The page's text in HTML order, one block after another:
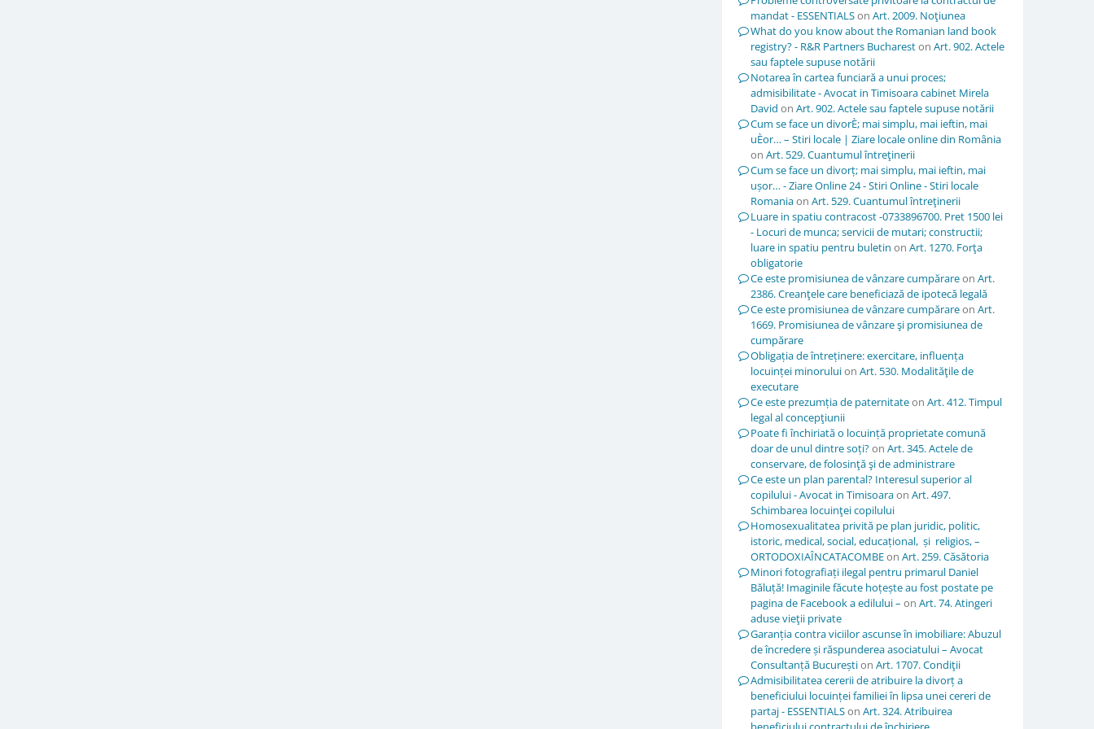
mandat - ESSENTIALSon Art. 2009. Noţiunea
What do you know about the Romanian land book
registry? - R&R Partners Buchareston Art. 902. Actele
sau faptele supuse notării
Notarea în cartea funciară a unui proces;
admisibilitate - Avocat in Timisoara cabinet Mirela
David on Art. 902. Actele sau faptele supuse notării
Cum se face un divorÈ; mai simplu, mai ieftin, mai
uÈor… – Stiri locale | Ziare locale online din România
on Art. 529. Cuantumul întreţinerii
Cum se face un divorț; mai simplu, mai ieftin, mai
ușor… - Ziare Online 24 - Stiri Online - Stiri locale
Romaniaon Art. 529. Cuantumul întreţinerii
Luare in spatiu contracost -0733896700. Pret 1500 lei
- Locuri de munca; servicii de mutari; constructii;
luare in spatiu pentru buletin on Art. 1270. Forţa
obligatorie
Ce este promisiunea de vânzare cumpărareon Art.
2386. Creanţele care beneficiază de ipotecă legală
Ce este promisiunea de vânzare cumpărareon Art.
1669. Promisiunea de vânzare şi promisiunea de
cumpărare
Obligația de întreținere: exercitare, influența
locuinței minoruluion Art. 530. Modalităţile de
executare
Ce este prezumția de paternitateon Art. 412. Timpul
legal al concepţiunii
Poate fi închiriată o locuință proprietate comună
doar de unul dintre soți?on Art. 345. Actele de
conservare, de folosinţă şi de administrare
Ce este un plan parental? Interesul superior al
copilului - Avocat in Timisoaraon Art. 497.
Schimbarea locuinţei copilului
Homosexualitatea privită pe plan juridic, politic,
istoric, medical, social, educațional, și religios, –
ORTODOXIAÎNCATACOMBEon Art. 259. Căsătoria
Minori fotografiați ilegal pentru primarul Daniel
Băluță! Imaginile făcute hoțește au fost postate pe
pagina de Facebook a edilului – on Art. 74. Atingeri
aduse vieţii private
Garanția contra viciilor ascunse în imobiliare: Abuzul
de încredere și răspunderea asociatului – Avocat
Consultanță Bucureștion Art. 1707. Condiţii
Admisibilitatea cererii de atribuire la divorț a
beneficiului locuinței familiei în lipsa unei cereri de
partaj - ESSENTIALSon Art. 324. Atribuirea